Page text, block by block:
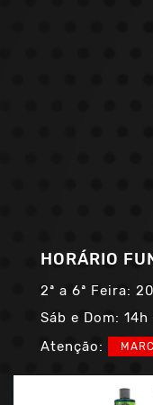
HORÁRIO
2ª a 6ª Feira:
Sáb e Dom: 14h
Atenção: